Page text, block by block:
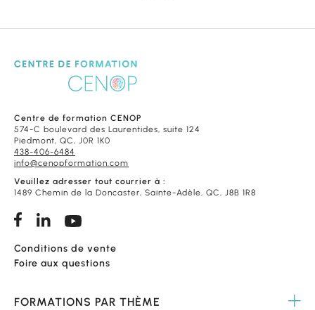
Centre de formation CENOP
574-C boulevard des Laurentides, suite 124
Piedmont, QC, J0R 1K0
438-406-6484
info@cenopformation.com
Veuillez adresser tout courrier à :
1489 Chemin de la Doncaster, Sainte-Adèle, QC, J8B 1R8
Conditions de vente
Foire aux questions
FORMATIONS PAR THÈME